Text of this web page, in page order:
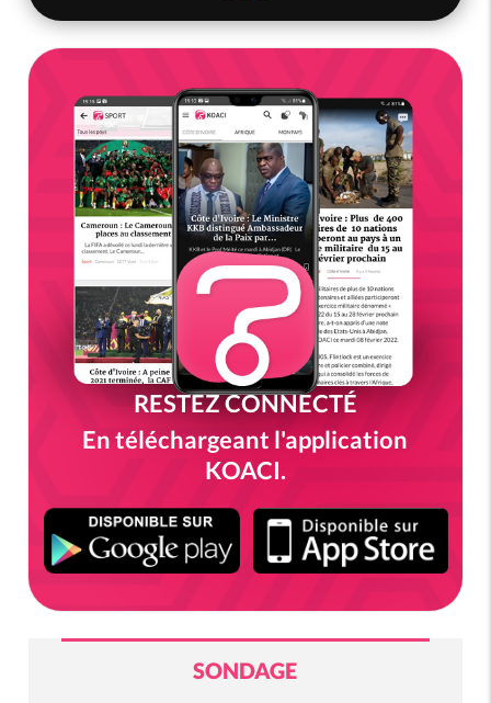
RESTEZ CONNECTÉ
En téléchargeant l'application
KOACI.
SONDAGE